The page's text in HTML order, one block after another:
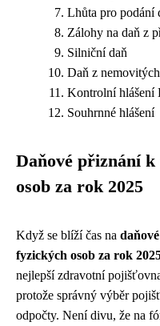
Lhůta pro podání
Zálohy na daň z
Silniční daň
Daň z
Kontrolní hlášení
Souhrnné hlášení
Daňové přiznání
osob za rok 2025
Když se blíží čas na
fyzických osob za rok
nejlepší zdravotní
protože správný výběr
odpočty. Není divu, že na